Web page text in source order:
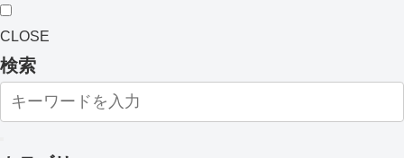
CLOSE
検索